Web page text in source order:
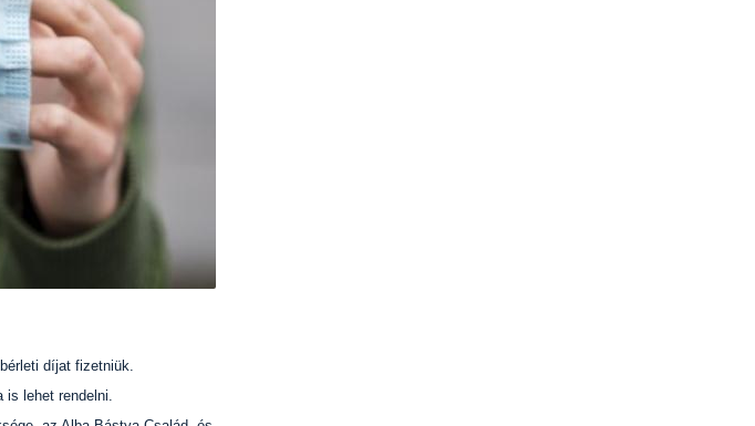
díjat fizetniük.
lehet rendelni.